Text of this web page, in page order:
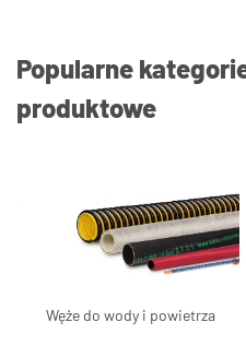
Popularne
produktowe
Węże do wody i powietrza